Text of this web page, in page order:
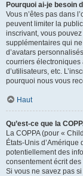
Pourquoi ai-je besoin
Vous n’êtes pas dans
peuvent limiter la
inscrivant, vous
supplémentaires qui
d’avatars
courriers électroniques
d’utilisateurs, etc.
pourquoi nous vous
Haut
Qu’est-ce que la
La COPPA (pour «
États-Unis
potentiellement des
consentement écrit
Si vous ne savez pas